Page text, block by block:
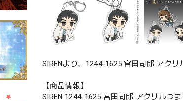
SIRENより、1244-1625 宮田司郎 アクリ
【商品情報】
SIREN 1244-1625 宮田司郎 アクリルつ